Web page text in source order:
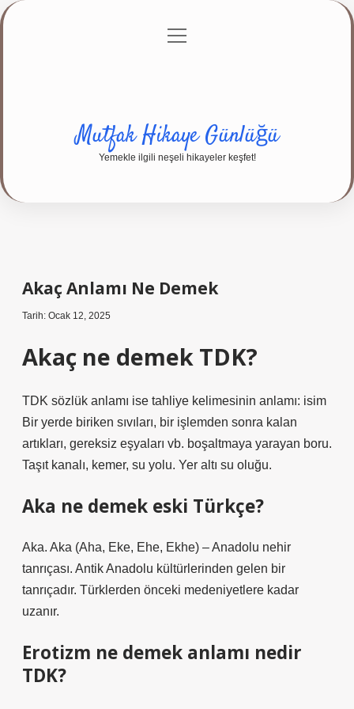
Gizlilik Politikası
menüyü
Mutfak Hikaye Günlüğü
Yemekle ilgili neşeli hikayeler keşfet!
Akaç Anlamı Ne Demek
Tarih: Ocak 12, 2025
Akaç ne demek TDK?
TDK sözlük anlamı ise tahliye kelimesinin anlamı: isim
Bir yerde biriken sıvıları, bir işlemden sonra kalan
artıkları, gereksiz eşyaları vb. boşaltmaya yarayan boru.
Taşıt kanalı, kemer, su yolu. Yer altı su oluğu.
Aka ne demek eski Türkçe?
Aka. Aka (Aha, Eke, Ehe, Ekhe) – Anadolu nehir
tanrıçası. Antik Anadolu kültürlerinden gelen bir
tanrıçadır. Türklerden önceki medeniyetlere kadar
uzanır.
Erotizm ne demek anlamı nedir
TDK?